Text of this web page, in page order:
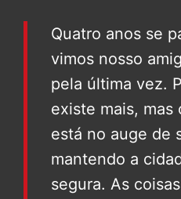
Quatro anos se
vimos nosso
pela última vez.
existe mais, mas
está no auge de
mantendo a
segura. As